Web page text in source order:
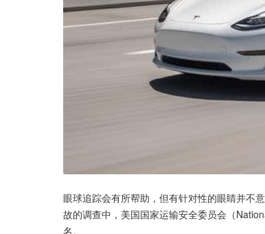
眼球追踪会有所帮助，但有针对性的眼睛并不
故的调查中，美国国家运输安全委员会（
名。